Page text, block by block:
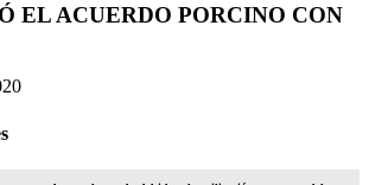
EL ACUERDO PORCINO CON